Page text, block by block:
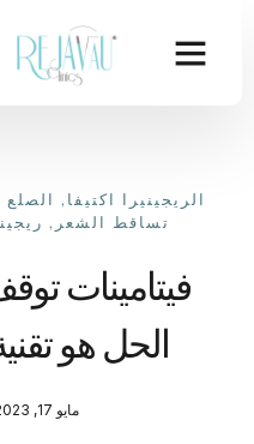
الريجينيرا اكتيفا , الصلع
تساقط الشعر ,
فيتامينات
الحل هو
مايو 17, 2023